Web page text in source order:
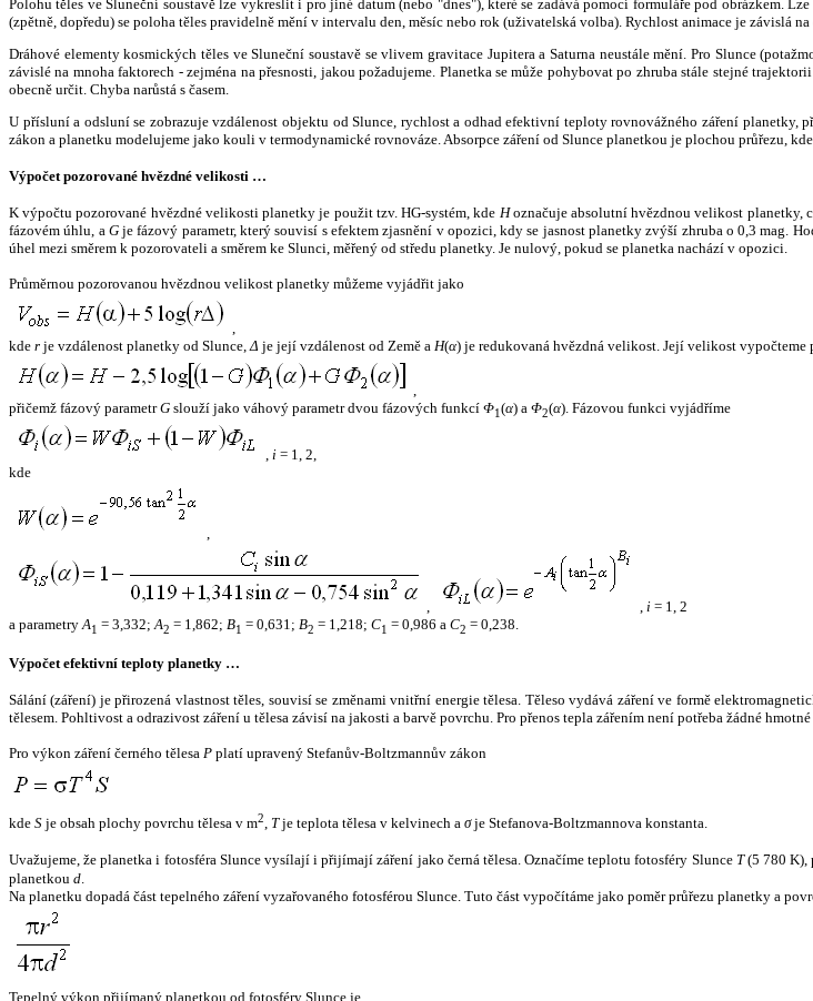
Polohu těles ve Sluneční soustavě lze vykreslit i pro jiné datum (nebo "dnes"), které se zadává pomocí formuláře pod obrázkem.
(zpětně, dopředu) se poloha těles pravidelně mění v intervalu den, měsíc nebo rok (uživatelská volba). Rychlost animace je závislá
Dráhové elementy kosmických těles ve Sluneční soustavě se vlivem gravitace Jupitera a Saturna neustále mění. Pro Slunce
závislé na mnoha faktorech - zejména na přesnosti, jakou požadujeme. Planetka se může pohybovat po zhruba stále stejné
obecně určit. Chyba narůstá s časem.
U přísluní a odsluní se zobrazuje vzdálenost objektu od Slunce, rychlost a odhad efektivní teploty rovnovážného záření planetky,
zákon a planetku modelujeme jako kouli v termodynamické rovnováze. Absorpce záření od Slunce planetkou je plochou průřezu,
Výpočet pozorované hvězdné velikosti …
K výpočtu pozorované hvězdné velikosti planetky je použit tzv. HG-systém, kde Hoznačuje absolutní hvězdnou velikost planetky,
fázovém úhlu, a Gje fázový parametr, který souvisí s efektem zjasnění v opozici, kdy se jasnost planetky zvýší zhruba o 0,3 mag.
úhel mezi směrem k pozorovateli a směrem ke Slunci, měřený od středu planetky. Je nulový, pokud se planetka nachází v opozici.
Průměrnou pozorovanou hvězdnou velikost planetky můžeme vyjádřit jako
,
kde r je vzdálenost planetky od Slunce,Δ je její vzdálenost od Země a H(α) je redukovaná hvězdná velikost. Její velikost vypočteme
,
přičemž fázový parametrG slouží jako váhový parametr dvou fázových funkcí Φ1(α) a Φ2(α). Fázovou funkci vyjádříme
, i = 1, 2,
kde
,
, , i = 1, 2
a parametryA1 = 3,332;A2 = 1,862; B1 = 0,631; B2 = 1,218; C1 = 0,986 a C2 = 0,238.
Výpočet efektivní teploty planetky …
Sálání (záření) je přirozená vlastnost těles, souvisí se změnami vnitřní energie tělesa. Těleso vydává záření ve formě
tělesem. Pohltivost a odrazivost záření u tělesa závisí na jakosti a barvě povrchu. Pro přenos tepla zářením není potřeba žádné
Pro výkon záření černého tělesa P platí upravený Stefanův-Boltzmannův zákon
kde S je obsah plochy povrchu tělesa v m2, Tje teplota tělesa v kelvinech a σje Stefanova-Boltzmannova konstanta.
Uvažujeme, že planetka i fotosféra Slunce vysílají i přijímají záření jako černá tělesa. Označíme teplotu fotosféry Slunce T(5 780 K),
planetkou d.
Na planetku dopadá část tepelného záření vyzařovaného fotosférou Slunce. Tuto část vypočítáme jako poměr průřezu planetky a
Tepelný výkon přijímaný planetkou od fotosféry Slunce je